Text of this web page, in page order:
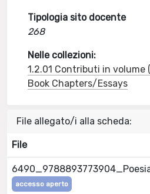
Tipologia sito docente
268
Nelle collezioni:
1.2.01 Contributi in volume
Book Chapters/Essays
File allegato/i alla scheda:
File
accesso aperto